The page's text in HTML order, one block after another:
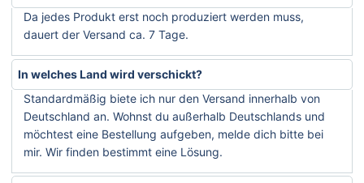
Da jedes Produkt erst noch produziert werden muss,
dauert der Versand ca. 7 Tage.
In welches Land wird verschickt?
Standardmäßig biete ich nur den Versand innerhalb von
Deutschland an. Wohnst du außerhalb Deutschlands und
möchtest eine Bestellung aufgeben, melde dich bitte bei
mir. Wir finden bestimmt eine Lösung.